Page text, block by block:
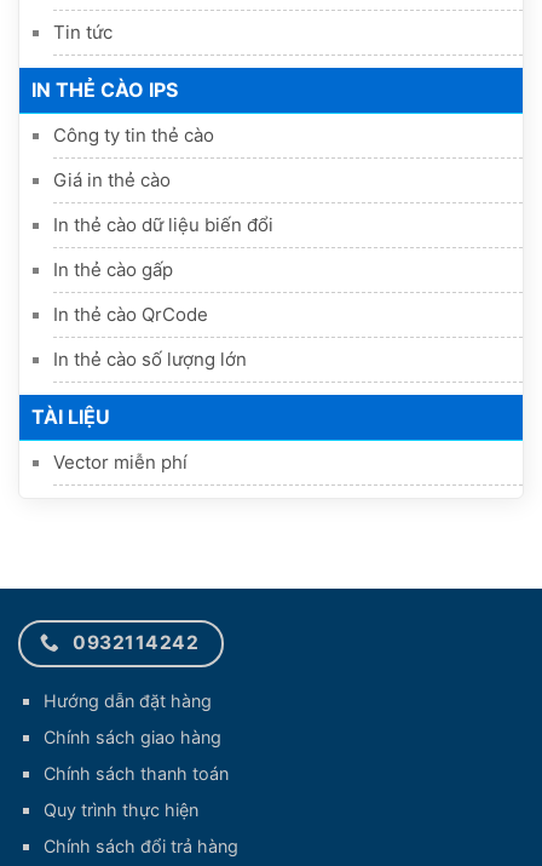
Tin tức
IN THẺ CÀO IPS
Công ty tin thẻ cào
Giá in thẻ cào
In thẻ cào dữ liệu biến đổi
In thẻ cào gấp
In thẻ cào QrCode
In thẻ cào số lượng lớn
TÀI LIỆU
Vector miễn phí
0932114242
Hướng dẫn đặt hàng
Chính sách giao hàng
Chính sách thanh toán
Quy trình thực hiện
Chính sách đổi trả hàng